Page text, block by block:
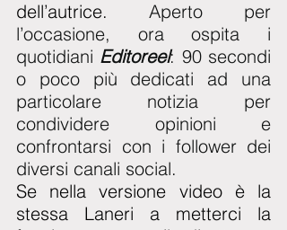
dell’autrice. Aperto per
l’occasione, ora ospita i
quotidiani Editoreel: 90 secondi
o poco più dedicati ad una
particolare notizia per
condividere opinioni e
confrontarsi con i follower dei
diversi canali social.
Se nella versione video è la
stessa Laneri a metterci la